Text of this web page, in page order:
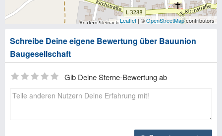
Leaflet | ©OpenStreetMapcontributors
Schreibe Deine eigene Bewertung über Bauunion
Baugesellschaft
Gib Deine Sterne-Bewertung ab